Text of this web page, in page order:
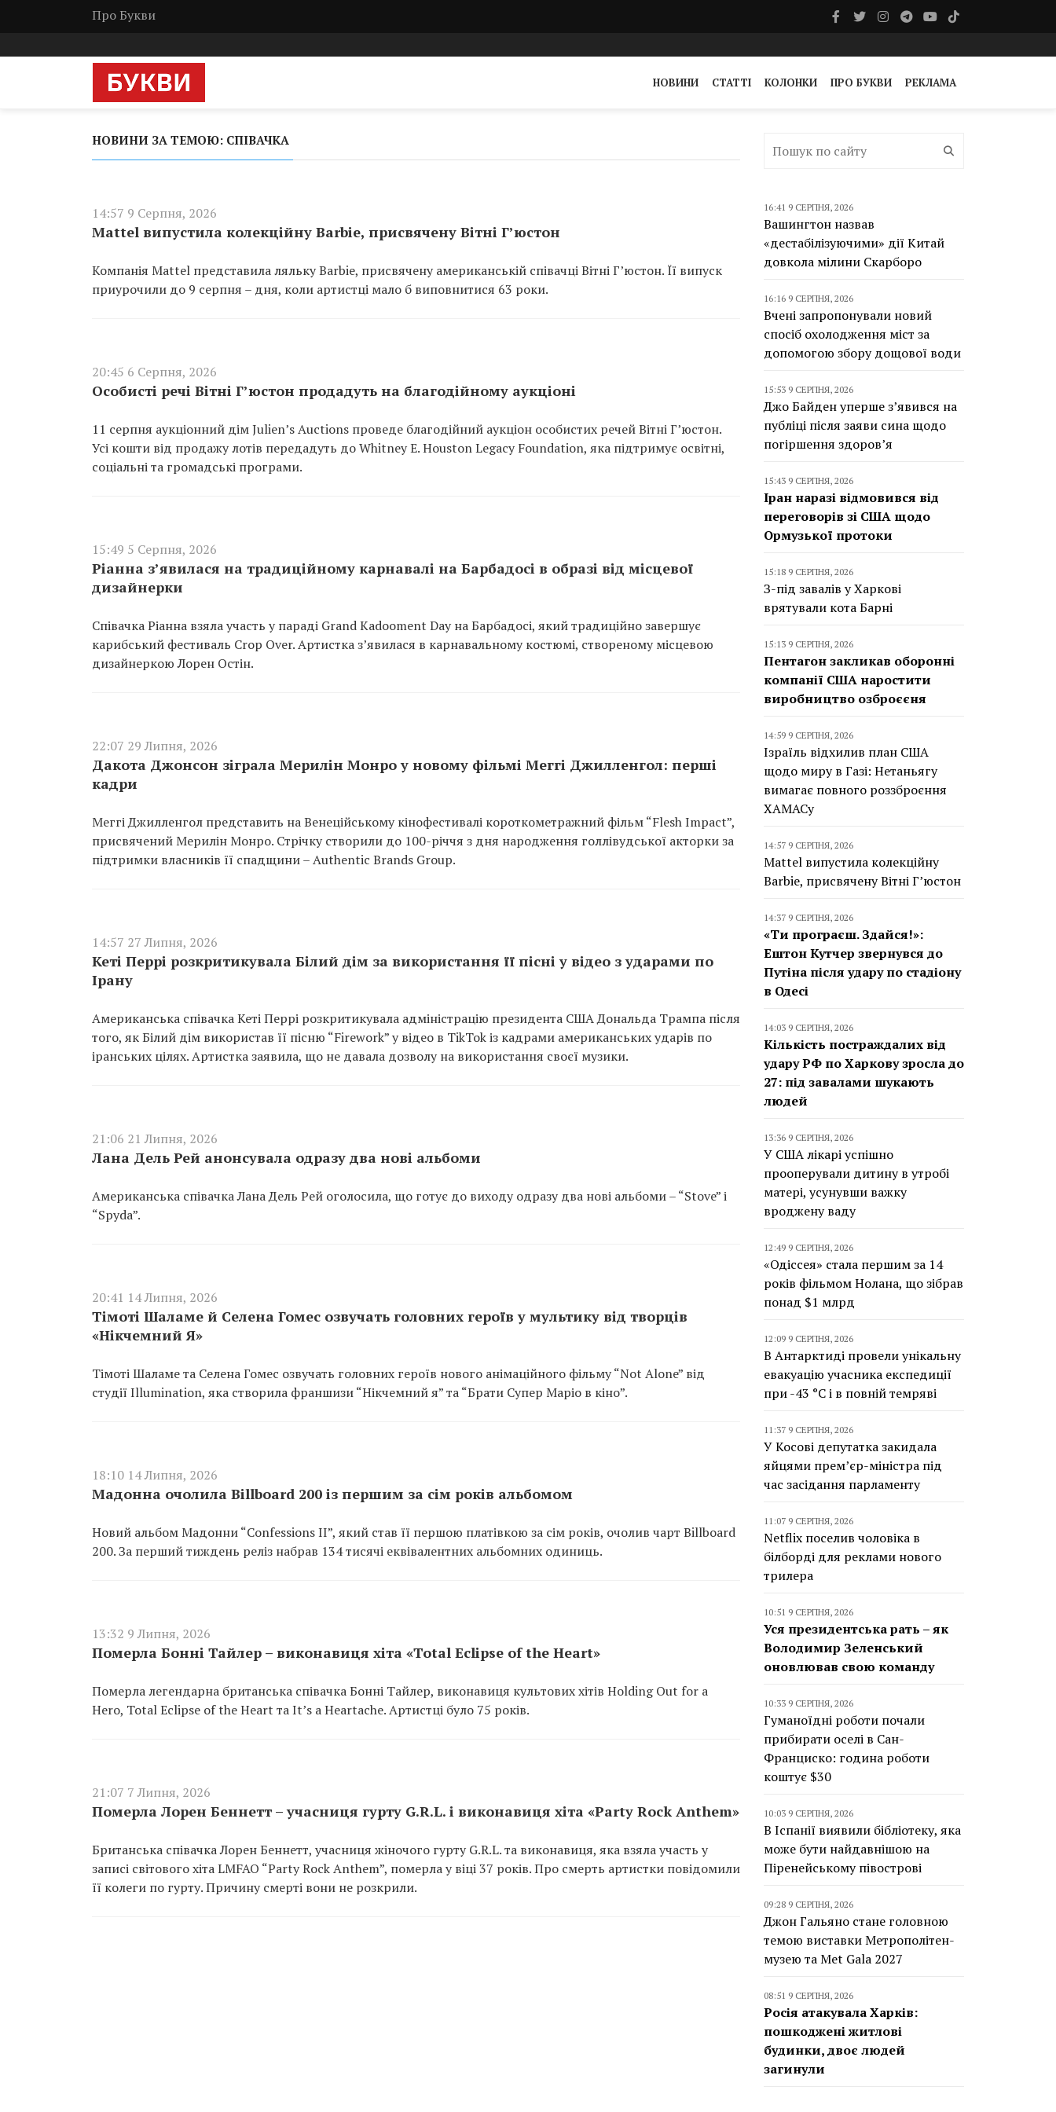
Про Букви
НОВИНИ СТАТТІ КОЛОНКИ ПРО БУКВИ РЕКЛАМА
НОВИНИ ЗА ТЕМОЮ: СПІВАЧКА
14:57 9 Серпня, 2026
Mattel випустила колекційну Barbie, присвячену Вітні Г’юстон
Компанія Mattel представила ляльку Barbie, присвячену американській співачці Вітні Г’юстон. Її випуск
приурочили до 9 серпня – дня, коли артистці мало б виповнитися 63 роки.
20:45 6 Серпня, 2026
Особисті речі Вітні Г’юстон продадуть на благодійному аукціоні
11 серпня аукціонний дім Julien’s Auctions проведе благодійний аукціон особистих речей Вітні Г’юстон.
Усі кошти від продажу лотів передадуть до Whitney E. Houston Legacy Foundation, яка підтримує освітні,
соціальні та громадські програми.
15:49 5 Серпня, 2026
Ріанна з’явилася на традиційному карнавалі на Барбадосі в образі від місцевої
дизайнерки
Співачка Ріанна взяла участь у параді Grand Kadooment Day на Барбадосі, який традиційно завершує
карибський фестиваль Crop Over. Артистка з’явилася в карнавальному костюмі, створеному місцевою
дизайнеркою Лорен Остін.
22:07 29 Липня, 2026
Дакота Джонсон зіграла Мерилін Монро у новому фільмі Меггі Джилленгол: перші
кадри
Меггі Джилленгол представить на Венеційському кінофестивалі короткометражний фільм “Flesh Impact”,
присвячений Мерилін Монро. Стрічку створили до 100-річчя з дня народження голлівудської акторки за
підтримки власників її спадщини – Authentic Brands Group.
14:57 27 Липня, 2026
Кеті Перрі розкритикувала Білий дім за використання її пісні у відео з ударами по
Ірану
Американська співачка Кеті Перрі розкритикувала адміністрацію президента США Дональда Трампа після
того, як Білий дім використав її пісню “Firework” у відео в TikTok із кадрами американських ударів по
іранських цілях. Артистка заявила, що не давала дозволу на використання своєї музики.
21:06 21 Липня, 2026
Лана Дель Рей анонсувала одразу два нові альбоми
Американська співачка Лана Дель Рей оголосила, що готує до виходу одразу два нові альбоми – “Stove” і
“Spyda”.
20:41 14 Липня, 2026
Тімоті Шаламе й Селена Гомес озвучать головних героїв у мультику від творців
«Нікчемний Я»
Тімоті Шаламе та Селена Гомес озвучать головних героїв нового анімаційного фільму “Not Alone” від
студії Illumination, яка створила франшизи “Нікчемний я” та “Брати Супер Маріо в кіно”.
18:10 14 Липня, 2026
Мадонна очолила Billboard 200 із першим за сім років альбомом
Новий альбом Мадонни “Confessions II”, який став її першою платівкою за сім років, очолив чарт Billboard
200. За перший тиждень реліз набрав 134 тисячі еквівалентних альбомних одиниць.
13:32 9 Липня, 2026
Померла Бонні Тайлер – виконавиця хіта «Total Eclipse of the Heart»
Померла легендарна британська співачка Бонні Тайлер, виконавиця культових хітів Holding Out for a
Hero, Total Eclipse of the Heart та It’s a Heartache. Артистці було 75 років.
21:07 7 Липня, 2026
Померла Лорен Беннетт – учасниця гурту G.R.L. і виконавиця хіта «Party Rock Anthem»
Британська співачка Лорен Беннетт, учасниця жіночого гурту G.R.L. та виконавиця, яка взяла участь у
записі світового хіта LMFAO “Party Rock Anthem”, померла у віці 37 років. Про смерть артистки повідомили
її колеги по гурту. Причину смерті вони не розкрили.
16:41 9 СЕРПНЯ, 2026
Вашингтон назвав
«дестабілізуючими» дії Китай
довкола мілини Скарборо
16:16 9 СЕРПНЯ, 2026
Вчені запропонували новий
спосіб охолодження міст за
допомогою збору дощової води
15:53 9 СЕРПНЯ, 2026
Джо Байден уперше з’явився на
публіці після заяви сина щодо
погіршення здоров’я
15:43 9 СЕРПНЯ, 2026
Іран наразі відмовився від
переговорів зі США щодо
Ормузької протоки
15:18 9 СЕРПНЯ, 2026
З-під завалів у Харкові
врятували кота Барні
15:13 9 СЕРПНЯ, 2026
Пентагон закликав оборонні
компанії США наростити
виробництво озброєєня
14:59 9 СЕРПНЯ, 2026
Ізраїль відхилив план США
щодо миру в Газі: Нетаньягу
вимагає повного роззброєння
ХАМАСу
14:57 9 СЕРПНЯ, 2026
Mattel випустила колекційну
Barbie, присвячену Вітні Г’юстон
14:37 9 СЕРПНЯ, 2026
«Ти програєш. Здайся!»:
Ештон Кутчер звернувся до
Путіна після удару по стадіону
в Одесі
14:03 9 СЕРПНЯ, 2026
Кількість постраждалих від
удару РФ по Харкову зросла до
27: під завалами шукають
людей
13:36 9 СЕРПНЯ, 2026
У США лікарі успішно
прооперували дитину в утробі
матері, усунувши важку
вроджену ваду
12:49 9 СЕРПНЯ, 2026
«Одіссея» стала першим за 14
років фільмом Нолана, що зібрав
понад $1 млрд
12:09 9 СЕРПНЯ, 2026
В Антарктиді провели унікальну
евакуацію учасника експедиції
при -43 °C і в повній темряві
11:37 9 СЕРПНЯ, 2026
У Косові депутатка закидала
яйцями прем’єр-міністра під
час засідання парламенту
11:07 9 СЕРПНЯ, 2026
Netflix поселив чоловіка в
білборді для реклами нового
трилера
10:51 9 СЕРПНЯ, 2026
Уся президентська рать – як
Володимир Зеленський
оновлював свою команду
10:33 9 СЕРПНЯ, 2026
Гуманоїдні роботи почали
прибирати оселі в Сан-
Франциско: година роботи
коштує $30
10:03 9 СЕРПНЯ, 2026
В Іспанії виявили бібліотеку, яка
може бути найдавнішою на
Піренейському півострові
09:28 9 СЕРПНЯ, 2026
Джон Гальяно стане головною
темою виставки Метрополітен-
музею та Met Gala 2027
08:51 9 СЕРПНЯ, 2026
Росія атакувала Харків:
пошкоджені житлові
будинки, двоє людей
загинули